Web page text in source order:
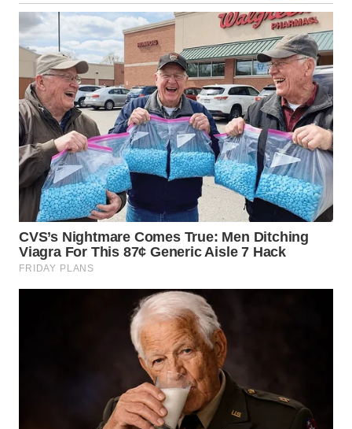
TENGAH
WN DELI
SERDANG
WN
TEBING
TINGGI
WN
PAKPAK
WN
KARAWANG